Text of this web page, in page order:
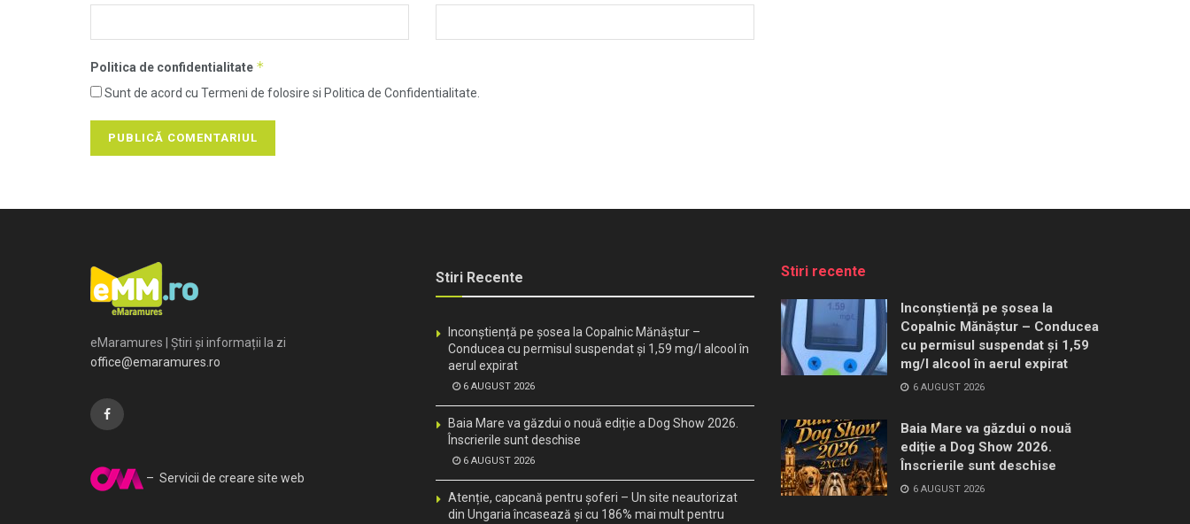
Politica de confidentialitate *
Sunt de acord cu Termeni de folosire si Politica de Confidentialitate.
eMaramures | Știri și informații la zi
office@emaramures.ro
– Servicii de creare site web
Stiri Recente
Inconștiență pe șosea la Copalnic Mănăștur –
Conducea cu permisul suspendat și 1,59 mg/l alcool în
aerul expirat
6 AUGUST 2026
Baia Mare va găzdui o nouă ediție a Dog Show 2026.
Înscrierile sunt deschise
6 AUGUST 2026
Atenție, capcană pentru șoferi – Un site neautorizat
din Ungaria încasează și cu 186% mai mult pentru
Stiri recente
Inconștiență pe șosea la
Copalnic Mănăștur – Conducea
cu permisul suspendat și 1,59
mg/l alcool în aerul expirat
6 AUGUST 2026
Baia Mare va găzdui o nouă
ediție a Dog Show 2026.
Înscrierile sunt deschise
6 AUGUST 2026